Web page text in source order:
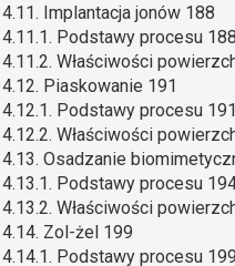
4.11. Implantacja jonów 188
4.11.1. Podstawy procesu 188
4.11.2. Właściwości
4.12. Piaskowanie 191
4.12.1. Podstawy procesu 191
4.12.2. Właściwości
4.13. Osadzanie
4.13.1. Podstawy procesu
4.13.2. Właściwości
4.14. Zol-żel 199
4.14.1. Podstawy procesu 199